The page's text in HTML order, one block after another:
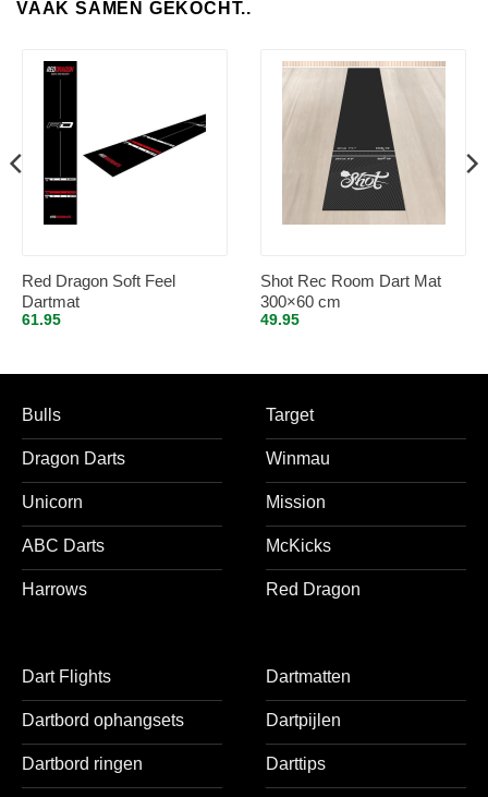
VAAK SAMEN GEKOCHT..
Red Dragon Soft Feel
Dartmat
61.95
Shot Rec Room Dart Mat
300×60 cm
49.95
Bulls
Dragon Darts
Unicorn
ABC Darts
Harrows
Target
Winmau
Mission
McKicks
Red Dragon
Dart Flights
Dartbord ophangsets
Dartbord ringen
Dartmatten
Dartpijlen
Darttips